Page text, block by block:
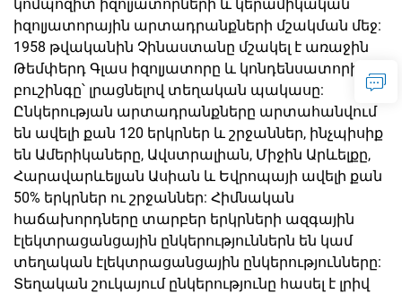
կոմպոզիտ իզոլյատորների և կերամիկական
իզոլյատորային արտադրանքների մշակման մեջ:
1958 թվականին Չինաստանը մշակել է առաջին
Թեմփերդ Գլաս իզոլյատորը և կոնդենսատորի
բուշինգը՝ լրացնելով տեղական պակասը:
Ընկերության արտադրանքները արտահանվում
են ավելի քան 120 երկրներ և շրջաններ, ինչպիսիք
են Ամերիկաները, Ավստրալիան, Միջին Արևելքը,
Հարավարևելյան Ասիան և Եվրոպայի ավելի քան
50% երկրներ ու շրջաններ: Հիմնական
հաճախորդները տարբեր երկրների ազգային
էլեկտրացանցային ընկերություններն են կամ
տեղական էլեկտրացանցային ընկերությունները:
Տեղական շուկայում ընկերությունը հասել է լրիվ